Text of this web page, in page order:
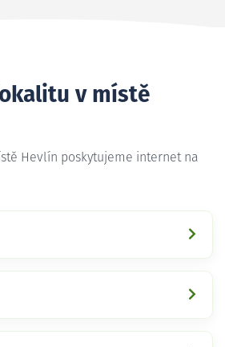
v místě
Hevlín poskytujeme internet na